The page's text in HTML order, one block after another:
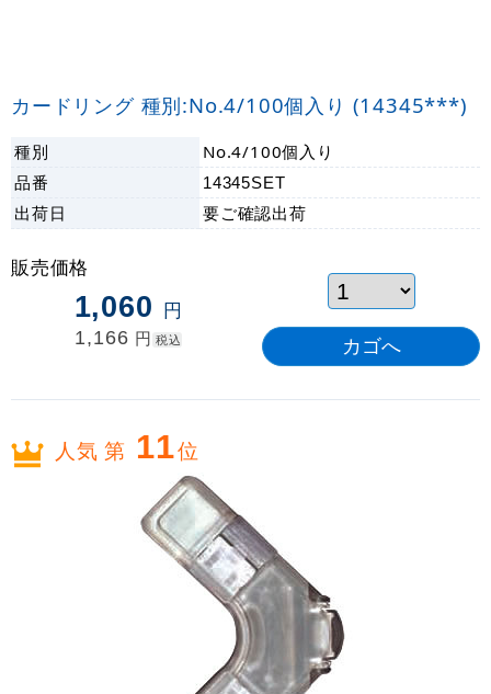
カードリング 種別:No.4/100個入り (14345***)
種別
No.4/100個入り
品番
14345SET
出荷日 要ご確認出荷
販売価格
1,060 円
1,166 円 税込
人気 第 11位